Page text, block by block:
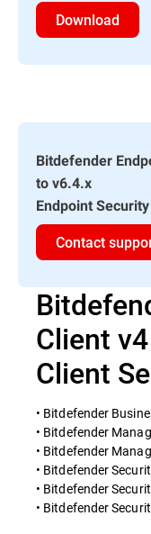
Download
Bitdefender
to v6.4.x
Endpoint
Contact
Client
Client
• Bitdefender
• Bitdefender
• Bitdefender
• Bitdefender
• Bitdefender
• Bitdefender